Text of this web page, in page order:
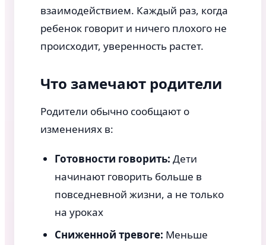
взаимодействием. Каждый раз, когда
ребенок говорит и ничего плохого не
происходит, уверенность растет.
Что замечают родители
Родители обычно сообщают о
изменениях в:
Готовности говорить: Дети
начинают говорить больше в
повседневной жизни, а не только
на уроках
Сниженной тревоге: Меньше